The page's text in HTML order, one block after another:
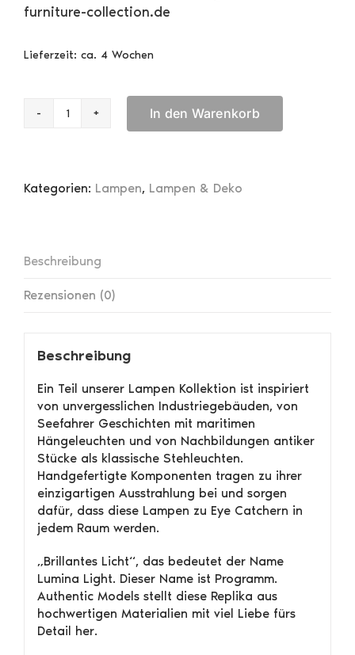
furniture-collection.de
Lieferzeit: ca. 4 Wochen
Authentic
Menge
In den Warenkorb
Kategorien: Lampen, Lampen & Deko
Beschreibung
Rezensionen (0)
Beschreibung
Ein Teil unserer Lampen Kollektion ist inspiriert
von unvergesslichen Industriegebäuden, von
Seefahrer Geschichten mit maritimen
Hängeleuchten und von Nachbildungen antiker
Stücke als klassische Stehleuchten.
Handgefertigte Komponenten tragen zu ihrer
einzigartigen Ausstrahlung bei und sorgen
dafür, dass diese Lampen zu Eye Catchern in
jedem Raum werden.
„Brillantes Licht“, das bedeutet der Name
Lumina Light. Dieser Name ist Programm.
Authentic Models stellt diese Replika aus
hochwertigen Materialien mit viel Liebe fürs
Detail her.